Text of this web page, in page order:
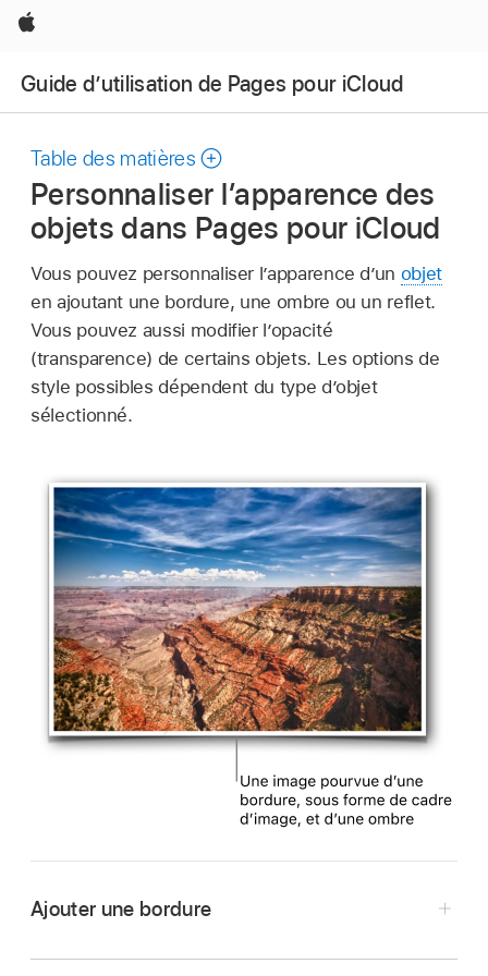
Apple
Guide d’utilisation de Pages pour iCloud
Table des matières
Personnaliser l’apparence des
objets dans Pages pour iCloud
Vous pouvez personnaliser l’apparence d’un objet
en ajoutant une bordure, une ombre ou un reflet.
Vous pouvez aussi modifier l’opacité
(transparence) de certains objets. Les options de
style possibles dépendent du type d’objet
sélectionné.
Ajouter une bordure